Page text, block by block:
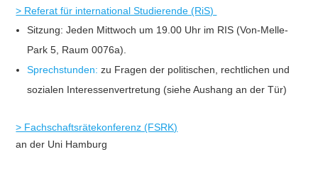
> Referat für international Studierende (RiS)
Sitzung: Jeden Mittwoch um 19.00 Uhr im RIS (Von-Melle-
Park 5, Raum 0076a).
Sprechstunden: zu Fragen der politischen, rechtlichen und
sozialen Interessenvertretung (siehe Aushang an der Tür)
> Fachschaftsrätekonferenz (FSRK)
an der Uni Hamburg